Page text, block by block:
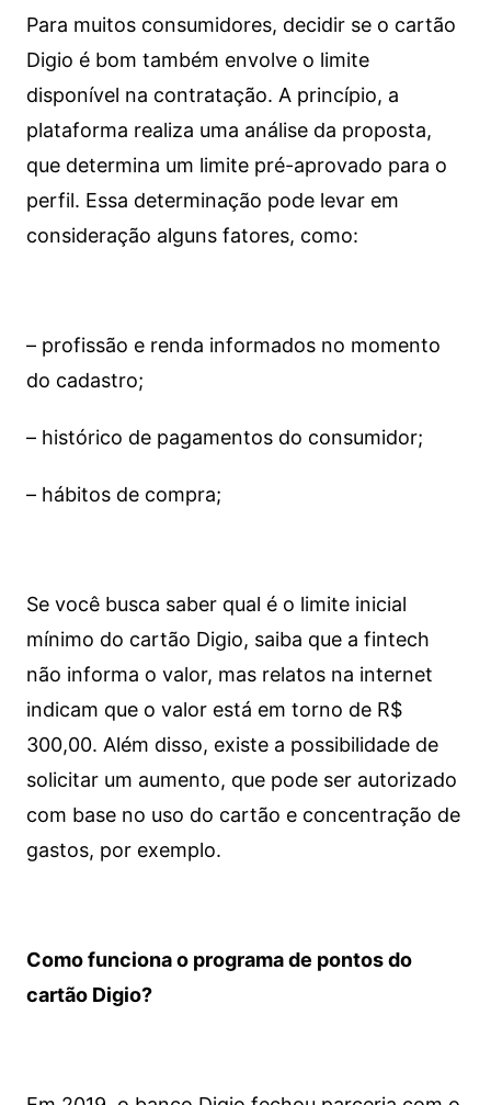
Para muitos consumidores, decidir se o cartão
Digio é bom também envolve o limite
disponível na contratação. A princípio, a
plataforma realiza uma análise da proposta,
que determina um limite pré-aprovado para o
perfil. Essa determinação pode levar em
consideração alguns fatores, como:
– profissão e renda informados no momento
do cadastro;
– histórico de pagamentos do consumidor;
– hábitos de compra;
Se você busca saber qual é o limite inicial
mínimo do cartão Digio, saiba que a fintech
não informa o valor, mas relatos na internet
indicam que o valor está em torno de R$
300,00. Além disso, existe a possibilidade de
solicitar um aumento, que pode ser autorizado
com base no uso do cartão e concentração de
gastos, por exemplo.
Como funciona o programa de pontos do
cartão Digio?